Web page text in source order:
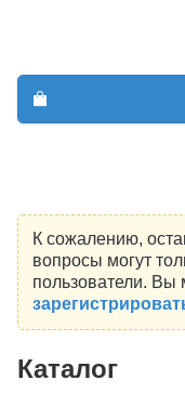
К сожалению,
вопросы могут
пользователи. Вы
Каталог